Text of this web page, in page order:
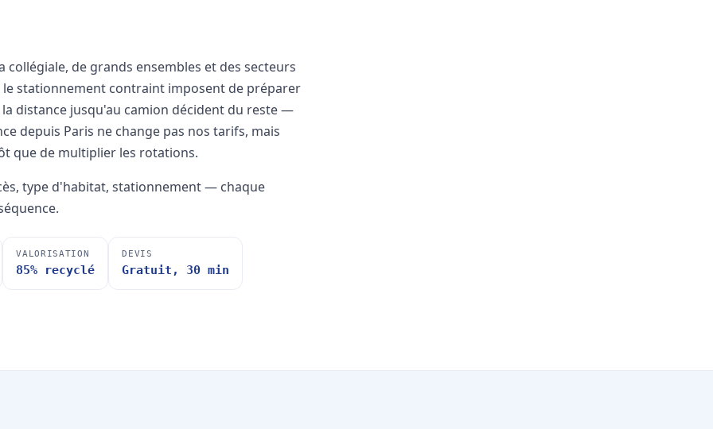
de grands ensembles et des secteurs
stationnement contraint imposent de préparer
distance jusqu'au camion décident du reste —
depuis Paris ne change pas nos tarifs, mais
que de multiplier les rotations.
type d'habitat, stationnement — chaque
VALORISATION
85% recyclé
DEVIS
Gratuit, 30 min